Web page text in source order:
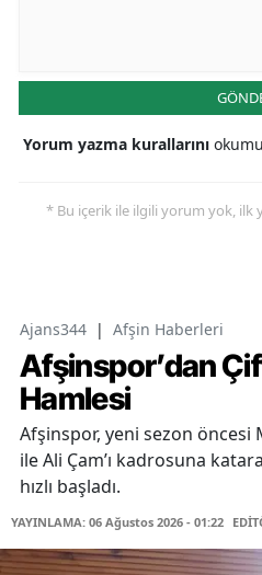
Yorum yazma kurallarını
* Bu içerik ile ilgili yorum yok, ilk
Ajans344 | Afşin Haberleri
Afşinspor’dan
Hamlesi
Afşinspor, yeni sezon
ile Ali Çam’ı kadrosuna
hızlı başladı.
YAYINLAMA: 06 Ağustos 2026 - 01:22